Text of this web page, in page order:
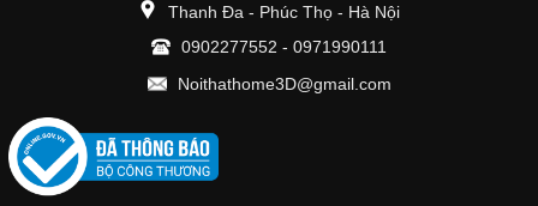
Thanh Đa - Phúc Thọ - Hà Nội
0902277552 - 0971990111
Noithathome3D@gmail.com